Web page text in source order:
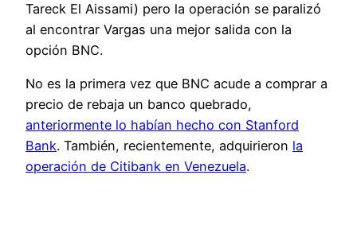
Tareck El Aissami) pero la operación se paralizó
al encontrar Vargas una mejor salida con la
opción BNC.
No es la primera vez que BNC acude a comprar a
precio de rebaja un banco quebrado,
anteriormente lo habían hecho con Stanford
Bank. También, recientemente, adquirieron la
operación de Citibank en Venezuela.